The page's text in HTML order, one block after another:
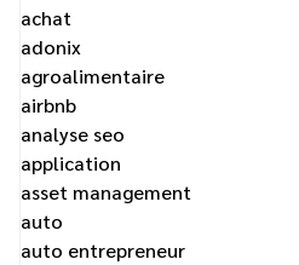
achat
adonix
agroalimentaire
airbnb
analyse seo
application
asset management
auto
auto entrepreneur